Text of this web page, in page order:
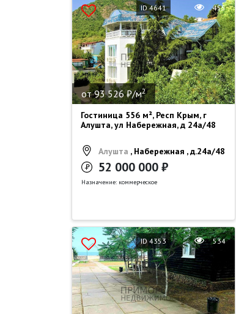
ID 4641 455
от 93 526 ₽/м2
Гостиница 556 м², Респ Крым, г
Алушта, ул Набережная, д 24а/48
Алушта , Набережная , д.24а/48
52 000 000 ₽
Назначение: коммерческое
ID 4353 534